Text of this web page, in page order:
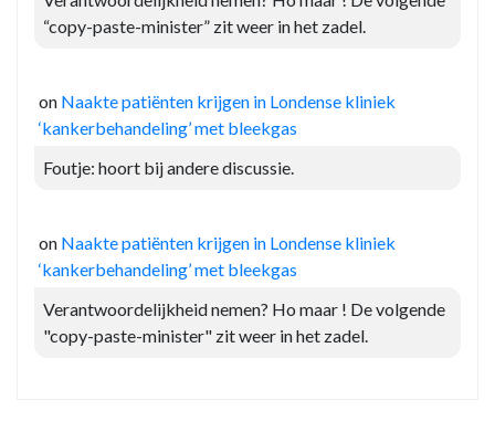
“copy-paste-minister” zit weer in het zadel.
on Naakte patiënten krijgen in Londense kliniek
‘kankerbehandeling’ met bleekgas
Foutje: hoort bij andere discussie.
on Naakte patiënten krijgen in Londense kliniek
‘kankerbehandeling’ met bleekgas
Verantwoordelijkheid nemen? Ho maar ! De volgende
"copy-paste-minister" zit weer in het zadel.